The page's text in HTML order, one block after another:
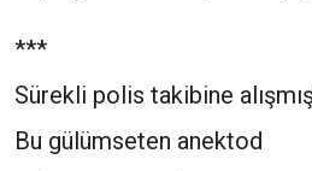
***
Sürekli polis takibine
Bu gülümseten anektod